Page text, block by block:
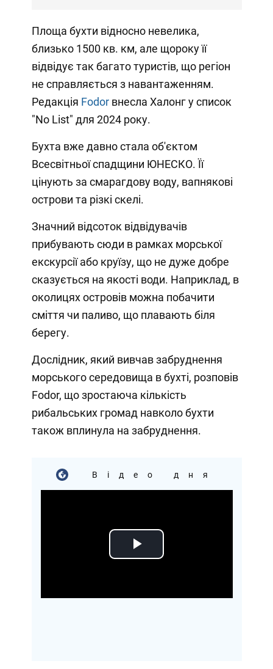
Площа бухти відносно невелика,
близько 1500 кв. км, але щороку її
відвідує так багато туристів, що регіон
не справляється з навантаженням.
Редакція Fodorвнесла Халонг у список
"No List" для 2024 року.
Бухта вже давно стала об'єктом
Всесвітньої спадщини ЮНЕСКО. Її
цінують за смарагдову воду, вапнякові
острови та різкі скелі.
Значний відсоток відвідувачів
прибувають сюди в рамках морської
екскурсії або круїзу, що не дуже добре
сказується на якості води. Наприклад, в
околицях островів можна побачити
сміття чи паливо, що плавають біля
берегу.
Дослідник, який вивчав забруднення
морського середовища в бухті, розповів
Fodor, що зростаюча кількість
рибальських громад навколо бухти
також вплинула на забруднення.
Відео дня
Play